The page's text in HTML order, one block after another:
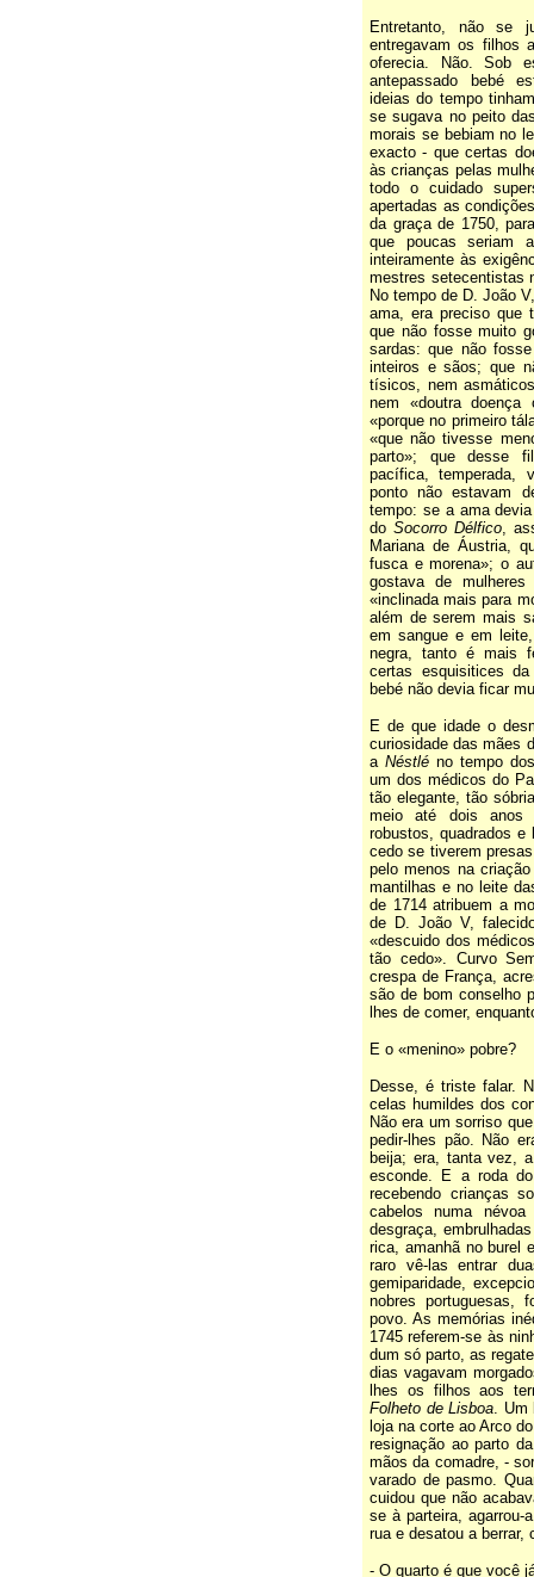
Entretanto, não se
entregavam os filhos
oferecia. Não. Sob
antepassado bebé
ideias do tempo
se sugava no peito
morais se bebiam no
exacto - que certas
às crianças pelas
todo o cuidado
apertadas as
da graça de 1750,
que poucas seriam
inteiramente às
mestres setecentistas
No tempo de D. João
ama, era preciso que
que não fosse muito
sardas: que não
inteiros e sãos; que
tísicos, nem
nem «doutra doença
«porque no primeiro
«que não tivesse
parto»; que desse
pacífica, temperada,
ponto não estavam
tempo: se a ama
do Socorro Délfico,
Mariana de Áustria,
fusca e morena»; o
gostava de
«inclinada mais para
além de serem mais
em sangue e em
negra, tanto é mais
certas esquisitices
bebé não devia ficar
E de que idade o
curiosidade das mães
aNéstlé no tempo
um dos médicos do
tão elegante, tão
meio até dois anos
robustos, quadrados e
cedo se tiverem
pelo menos na
mantilhas e no leite
de 1714 atribuem a
de D. João V,
«descuido dos
tão cedo». Curvo
crespa de França,
são de bom conselho
lhes de comer,
E o «menino» pobre?
Desse, é triste falar.
celas humildes dos
Não era um sorriso
pedir-lhes pão. Não
beija; era, tanta vez,
esconde. E a roda
recebendo crianças
cabelos numa
desgraça,
rica, amanhã no burel
raro vê-las entrar
gemiparidade,
nobres portuguesas,
povo. As memórias
1745 referem-se às
dum só parto, as
dias vagavam
lhes os filhos aos
Folheto de Lisboa. Um
loja na corte ao Arco
resignação ao parto
mãos da comadre, -
varado de pasmo.
cuidou que não
se à parteira, agarrou-
rua e desatou a berrar,
- O quarto é que você